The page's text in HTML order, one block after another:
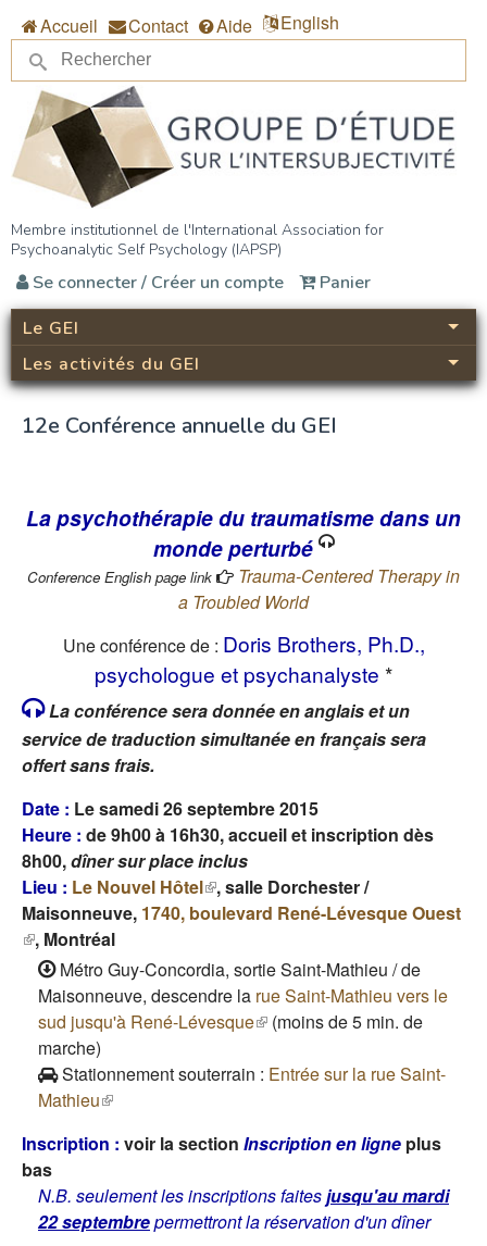
Groupe d’étude sur
l’intersubjectivité (GEI)
Membre institutionnel de l'International Association for
Psychoanalytic Self Psychology (IAPSP)
Formulaire de recherche
Accueil Contact Aide English
Se connecter / Créer un compte
Panier
Le GEI
Les activités du GEI
12e Conférence annuelle du GEI
La psychothérapie du traumatisme dans un
monde perturbé
Conference English page link
Trauma-Centered Therapy in
a Troubled World
Une conférence de : Doris Brothers, Ph.D.,
psychologue et psychanalyste *
La conférence sera donnée en anglais et un
service de traduction simultanée en français sera
offert sans frais.
Date : Le samedi 26 septembre 2015
Heure : de 9h00 à 16h30, accueil et inscription dès
8h00,dîner sur place inclus
Lieu : Le Nouvel Hôtel(le lien est externe)
, salle Dorchester /
Maisonneuve, 1740, boulevard René-Lévesque Ouest
(le lien est externe)
, Montréal
Métro Guy-Concordia, sortie Saint-Mathieu / de
Maisonneuve, descendre la rue Saint-Mathieu vers le
sud jusqu'à René-Lévesque(le lien est externe)
(moins de 5 min. de
marche)
Stationnement souterrain : Entrée sur la rue Saint-
Mathieu(le lien est externe)
Inscription : voir la section Inscription en ligne plus
bas
N.B. seulement les inscriptions faitesjusqu'au mardi
22 septembrepermettront la réservation d'un dîner